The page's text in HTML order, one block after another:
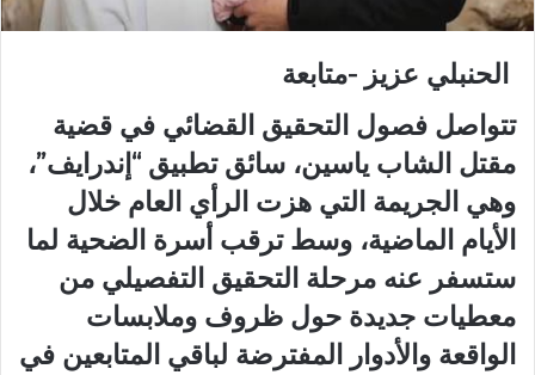
الحنبلي عزيز -متابعة
تتواصل فصول التحقيق القضائي في قضية
مقتل الشاب ياسين، سائق تطبيق “إندرايف”،
وهي الجريمة التي هزت الرأي العام خلال
الأيام الماضية، وسط ترقب أسرة الضحية لما
ستسفر عنه مرحلة التحقيق التفصيلي من
معطيات جديدة حول ظروف وملابسات
الواقعة والأدوار المفترضة لباقي المتابعين في